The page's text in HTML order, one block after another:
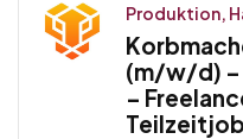
Produktion,
(m/w/d) –
–